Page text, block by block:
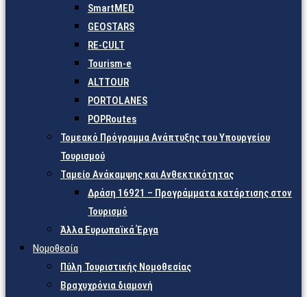
SmartMED
GEOSTARS
RE-CULT
Tourism-e
ALTTOUR
PORTOLANES
POPRoutes
Τομεακό Πρόγραμμα Ανάπτυξης του Υπουργείου
Τουρισμού
Ταμείο Ανάκαμψης και Ανθεκτικότητας
Δράση 16921 – Προγράμματα κατάρτισης στον
Τουρισμό
Άλλα Ευρωπαϊκά Έργα
Νομοθεσία
Πύλη Τουριστικής Νομοθεσίας
Βραχυχρόνια διαμονή